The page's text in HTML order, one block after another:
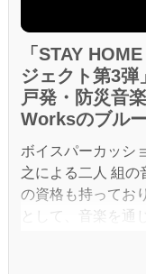
「STAY
ジェクト第3
戸発・防災音
Worksのブル
ボイスパーカッシ
之による二人 組の
の資格も持ってお
として、音楽を通
神戸市避難訓練コ